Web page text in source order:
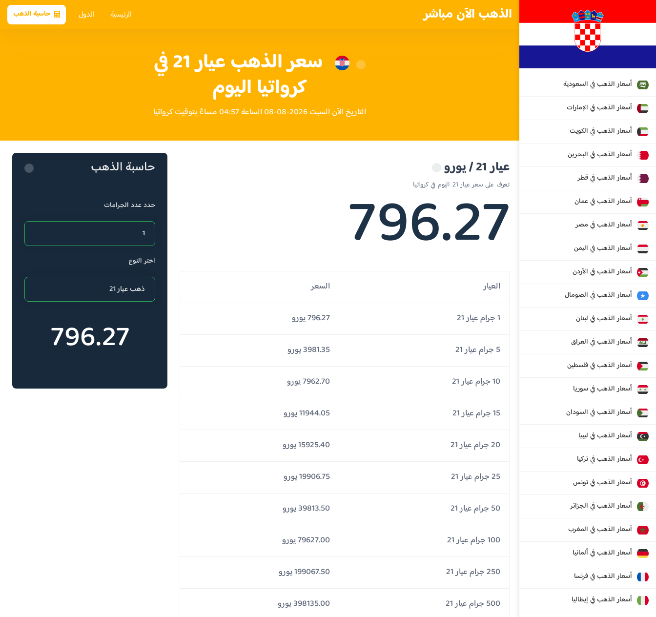
الذهب الآن مباشر الرئيسية الدول حاسبة الذهب
أسعار الذهب في السعودية
أسعار الذهب في الإمارات
أسعار الذهب في الكويت
أسعار الذهب في البحرين
أسعار الذهب في قطر
أسعار الذهب في عمان
أسعار الذهب في مصر
أسعار الذهب في اليمن
أسعار الذهب في الأردن
أسعار الذهب في الصومال
أسعار الذهب في لبنان
أسعار الذهب في العراق
أسعار الذهب في فلسطين
أسعار الذهب في سوريا
أسعار الذهب في السودان
أسعار الذهب في ليبيا
أسعار الذهب في تركيا
أسعار الذهب في تونس
أسعار الذهب في الجزائر
أسعار الذهب في المغرب
أسعار الذهب في ألمانيا
أسعار الذهب في فرنسا
أسعار الذهب في إيطاليا
سعر الذهب عيار 21 في
كرواتيا اليوم
التاريخ الآن السبت 2026-08-08 الساعة 04:57 مساءً بتوقيت كرواتيا
عيار 21 / يورو
تعرف على سعر عيار 21 اليوم في كرواتيا
796.27
العيار السعر
1 جرام عيار 21 796.27 يورو
5 جرام عيار 21 3981.35 يورو
10 جرام عيار 21 7962.70 يورو
15 جرام عيار 21 11944.05 يورو
20 جرام عيار 21 15925.40 يورو
25 جرام عيار 21 19906.75 يورو
50 جرام عيار 21 39813.50 يورو
100 جرام عيار 21 79627.00 يورو
250 جرام عيار 21 199067.50 يورو
500 جرام عيار 21 398135.00 يورو
حاسبة الذهب
حدد عدد الجرامات
اختر النوع
796.27